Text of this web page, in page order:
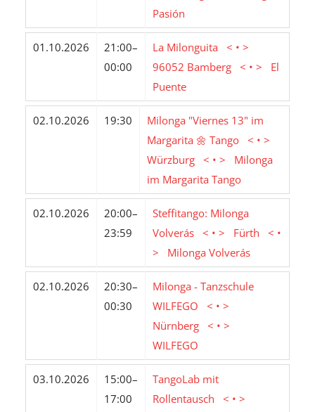
Pasión
01.10.2026
21:00–
00:00
La Milonguita < • >
96052 Bamberg < • > El
Puente
02.10.2026 19:30
Milonga "Viernes 13" im
Margarita 🌼 Tango < • >
Würzburg < • > Milonga
im Margarita Tango
02.10.2026
20:00–
23:59
Steffitango: Milonga
Volverás < • > Fürth < •
> Milonga Volverás
02.10.2026
20:30–
00:30
Milonga - Tanzschule
WILFEGO < • >
Nürnberg < • >
WILFEGO
03.10.2026
15:00–
17:00
TangoLab mit
Rollentausch < • >